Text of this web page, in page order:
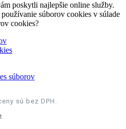
poskytli najlepšie online služby.
súborov cookies v súlade
cookies?
súborov
sú bez DPH.